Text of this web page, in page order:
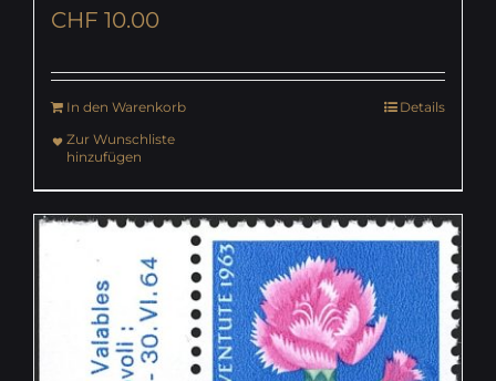
CHF 10.00
In den Warenkorb
Details
Zur Wunschliste
hinzufügen